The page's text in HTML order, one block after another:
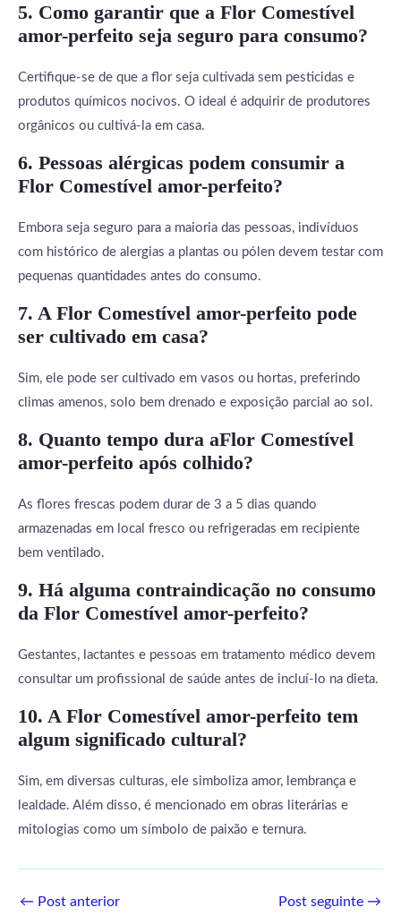
5. Como garantir que a Flor Comestível
amor-perfeito seja seguro para consumo?
Certifique-se de que a flor seja cultivada sem pesticidas e
produtos químicos nocivos. O ideal é adquirir de produtores
orgânicos ou cultivá-la em casa.
6. Pessoas alérgicas podem consumir a
Flor Comestível amor-perfeito?
Embora seja seguro para a maioria das pessoas, indivíduos
com histórico de alergias a plantas ou pólen devem testar com
pequenas quantidades antes do consumo.
7. A Flor Comestível amor-perfeito pode
ser cultivado em casa?
Sim, ele pode ser cultivado em vasos ou hortas, preferindo
climas amenos, solo bem drenado e exposição parcial ao sol.
8. Quanto tempo dura aFlor Comestível
amor-perfeito após colhido?
As flores frescas podem durar de 3 a 5 dias quando
armazenadas em local fresco ou refrigeradas em recipiente
bem ventilado.
9. Há alguma contraindicação no consumo
da Flor Comestível amor-perfeito?
Gestantes, lactantes e pessoas em tratamento médico devem
consultar um profissional de saúde antes de incluí-lo na dieta.
10. A Flor Comestível amor-perfeito tem
algum significado cultural?
Sim, em diversas culturas, ele simboliza amor, lembrança e
lealdade. Além disso, é mencionado em obras literárias e
mitologias como um símbolo de paixão e ternura.
← Post anterior Post seguinte →